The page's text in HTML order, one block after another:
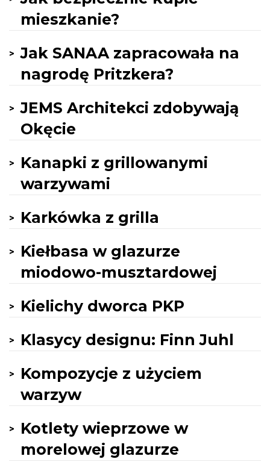
mieszkanie?
Jak SANAA zapracowała na
nagrodę Pritzkera?
JEMS Architekci zdobywają
Okęcie
Kanapki z grillowanymi
warzywami
Karkówka z grilla
Kiełbasa w glazurze
miodowo-musztardowej
Kielichy dworca PKP
Klasycy designu: Finn Juhl
Kompozycje z użyciem
warzyw
Kotlety wieprzowe w
morelowej glazurze